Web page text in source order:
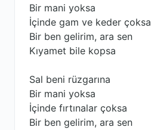
Bir mani yoksa
İçinde gam ve keder çoksa
Bir ben gelirim, ara sen
Kıyamet bile kopsa
Sal beni rüzgarına
Bir mani yoksa
İçinde fırtınalar çoksa
Bir ben gelirim, ara sen